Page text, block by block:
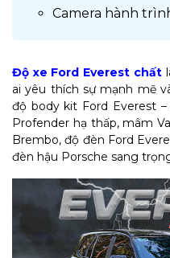
Camera hành
Độ xe Ford Everest chất
ai yêu thích sự mạnh mẽ
độ body kit Ford Everest
Profender hạ thấp, mâm
Brembo, độ đèn Ford
đèn hậu Porsche sang